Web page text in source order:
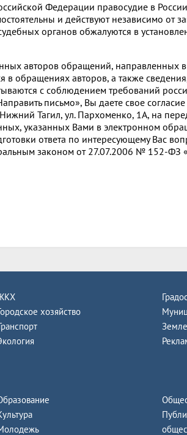
Федерации правосудие в
и действуют независимо от
органов обжалуются в
авторов обращений, направленных
в обращениях авторов, а также
с соблюдением требований
письмо», Вы даете свое
Тагил, ул. Пархоменко, 1А, на
указанных Вами в электронном
ответа по интересующему Вас
законом от 27.07.2006 № 152-ФЗ
хозяйство